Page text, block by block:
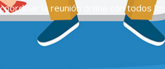
coordinar la reunión online con todos